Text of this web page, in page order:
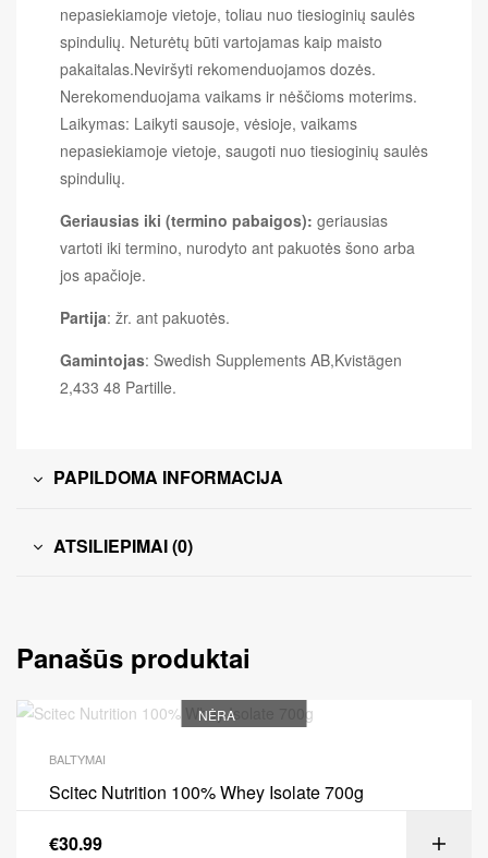
nepasiekiamoje vietoje, toliau nuo tiesioginių saulės
spindulių. Neturėtų būti vartojamas kaip maisto
pakaitalas.Neviršyti rekomenduojamos dozės.
Nerekomenduojama vaikams ir nėščioms moterims.
Laikymas: Laikyti sausoje, vėsioje, vaikams
nepasiekiamoje vietoje, saugoti nuo tiesioginių saulės
spindulių.
Geriausias iki (termino pabaigos): geriausias
vartoti iki termino, nurodyto ant pakuotės šono arba
jos apačioje.
Partija: žr. ant pakuotės.
Gamintojas: Swedish Supplements AB,Kvistägen
2,433 48 Partille.
PAPILDOMA INFORMACIJA
ATSILIEPIMAI (0)
Panašūs produktai
NĖRA
BALTYMAI
Scitec Nutrition 100% Whey Isolate 700g
€30.99